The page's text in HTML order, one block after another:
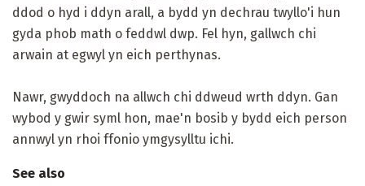
ddod o hyd i ddyn arall, a bydd yn dechrau twyllo'i hun
gyda phob math o feddwl dwp. Fel hyn, gallwch chi
arwain at egwyl yn eich perthynas.
Nawr, gwyddoch na allwch chi ddweud wrth ddyn. Gan
wybod y gwir syml hon, mae'n bosib y bydd eich person
annwyl yn rhoi ffonio ymgysylltu ichi.
See also